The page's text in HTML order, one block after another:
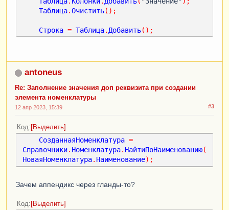
Таблица.Очистить();
Строка = Таблица.Добавить();
СокрЛП(ДополнительныеПараметры.ТорговаяМарка)
;
.
.
.
Попытка
НоваяНоменклатура Записать
НоменклатураСоздана
= Истина;
Исключение
Сообщить(ОписаниеОшибки());
СозданнаяНоменклатура
antoneus
Re: Заполнение значения доп реквизита при создании
элемента номенклатуры
#3
12 апр 2023, 15:39
Код Выделить
СозданнаяНоменклатура =
Справочники. Номенклатура. НайтиПоНаименованию(
НоваяНоменклатура. Наименование);
Зачем аппендикс через гланды-то?
Код Выделить